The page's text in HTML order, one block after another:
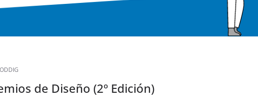
de Diseño (2º Edición)